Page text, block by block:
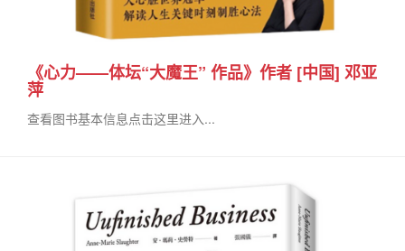
《心力——体坛“大魔王” 作品》作者 [中国] 邓亚
萍
查看图书基本信息点击这里进入...